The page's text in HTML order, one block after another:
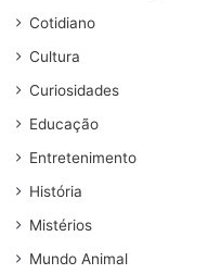
Cotidiano
Cultura
Curiosidades
Educação
Entretenimento
História
Mistérios
Mundo Animal